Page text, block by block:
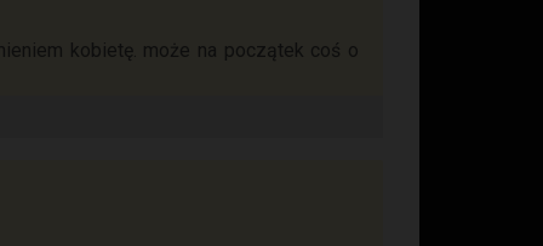
kobietę. może na początek coś o